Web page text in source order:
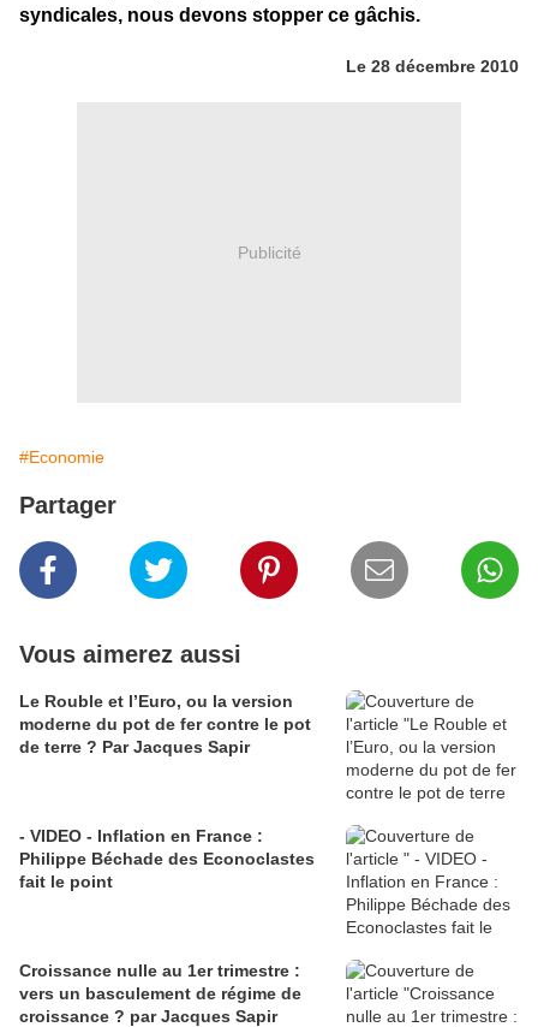
syndicales, nous devons stopper ce gâchis.
Le 28 décembre 2010
Publicité
#Economie
Partager
Vous aimerez aussi
Le Rouble et l’Euro, ou la version
moderne du pot de fer contre le pot
de terre ? Par Jacques Sapir
- VIDEO - Inflation en France :
Philippe Béchade des Econoclastes
fait le point
Croissance nulle au 1er trimestre :
vers un basculement de régime de
croissance ? par Jacques Sapir